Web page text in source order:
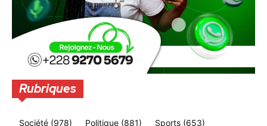
Rubriques
Société (978) Politique (881) Sports (653)